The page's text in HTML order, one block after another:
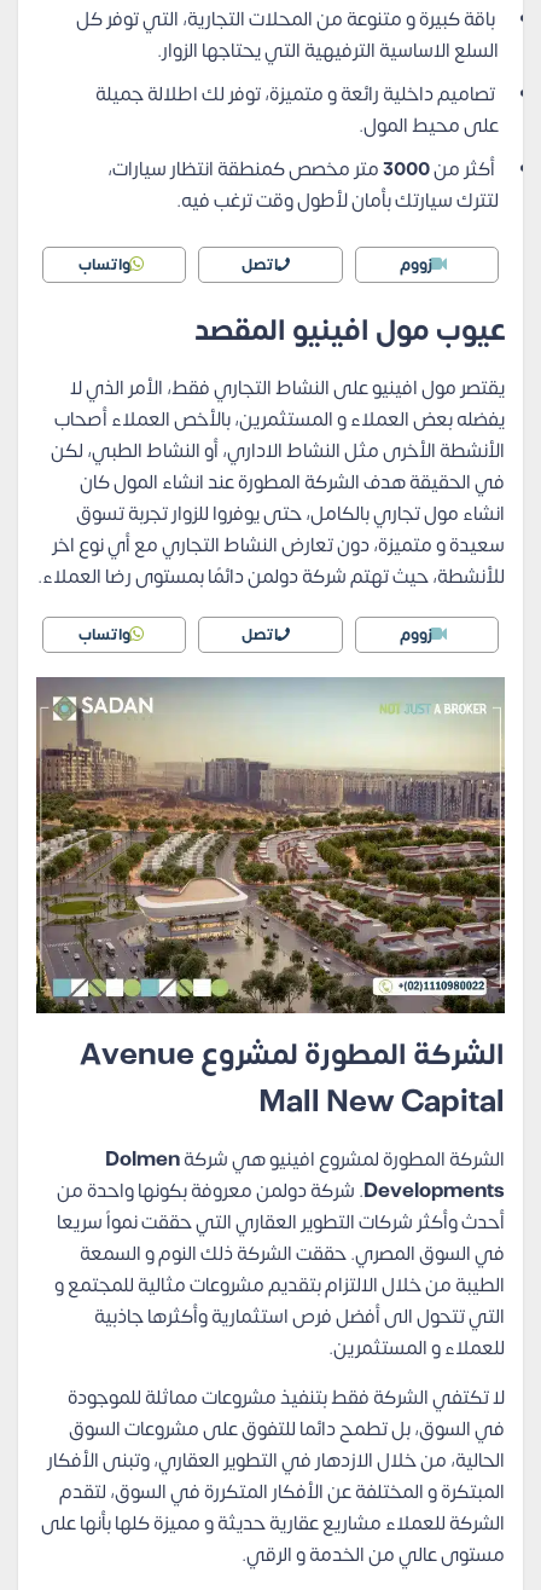
باقة كبيرة و متنوعة من المحلات التجارية، التي توفر كل
السلع الاساسية الترفيهية التي يحتاجها الزوار.
تصاميم داخلية رائعة و متميزة، توفر لك اطلالة جميلة
على محيط المول.
أكثر من3000متر مخصص كمنطقة انتظار سيارات،
لتترك سيارتك بأمان لأطول وقت ترغب فيه.
زووم اتصل واتساب
عيوب مول افينيو المقصد
يقتصر مول افينيو على النشاط التجاري فقط، الأمر الذي لا
يفضله بعض العملاء و المستثمرين، بالأخص العملاء أصحاب
الأنشطة الأخرى مثل النشاط الاداري، أو النشاط الطبي، لكن
في الحقيقة هدف الشركة المطورة عند انشاء المول كان
انشاء مول تجاري بالكامل، حتى يوفروا للزوار تجربة تسوق
سعيدة و متميزة، دون تعارض النشاط التجاري مع أي نوع اخر
للأنشطة، حيث تهتم شركة دولمن دائمًا بمستوى رضا العملاء.
زووم اتصل واتساب
الشركة المطورة لمشروع Avenue
Mall New Capital
الشركة المطورة لمشروع افينيو هي شركةDolmen
Developments. شركة دولمن معروفة بكونها واحدة من
أحدث وأكثر شركات التطوير العقاري التي حققت نمواً سريعا
في السوق المصري. حققت الشركة ذلك النوم و السمعة
الطيبة من خلال الالتزام بتقديم مشروعات مثالية للمجتمع و
التي تتحول الى أفضل فرص استثمارية وأكثرها جاذبية
للعملاء و المستثمرين.
لا تكتفي الشركة فقط بتنفيذ مشروعات مماثلة للموجودة
في السوق، بل تطمح دائما للتفوق على مشروعات السوق
الحالية، من خلال الازدهار في التطوير العقاري، وتبنى الأفكار
المبتكرة و المختلفة عن الأفكار المتكررة في السوق، لتقدم
الشركة للعملاء مشاريع عقارية حديثة و مميزة كلها بأنها على
مستوى عالي من الخدمة و الرقي.